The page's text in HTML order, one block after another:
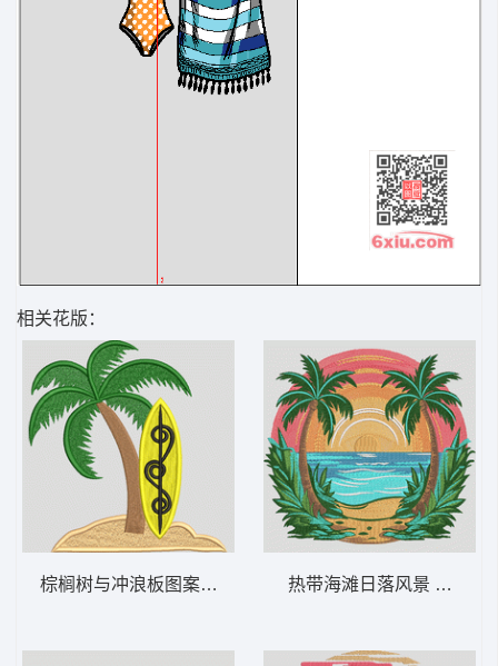
相关花版：
棕榈树与冲浪板图案 棕榈树和冲浪板——热热带海滩日落风景 热带海